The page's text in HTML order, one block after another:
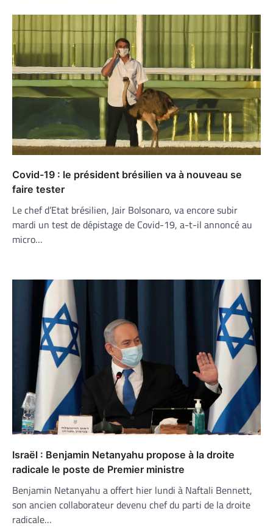
Covid-19 : le président brésilien va à nouveau se
faire tester
Le chef d’Etat brésilien, Jair Bolsonaro, va encore subir
mardi un test de dépistage de Covid-19, a-t-il annoncé au
micro…
Israël : Benjamin Netanyahu propose à la droite
radicale le poste de Premier ministre
Benjamin Netanyahu a offert hier lundi à Naftali Bennett,
son ancien collaborateur devenu chef du parti de la droite
radicale…